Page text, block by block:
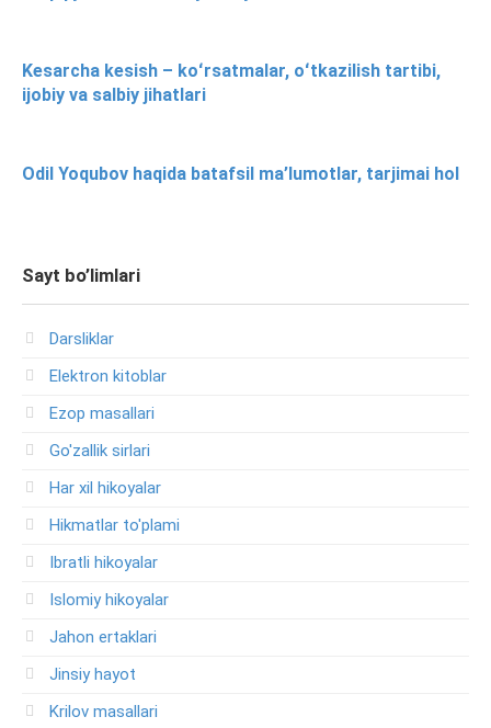
Kesarcha kesish – koʻrsatmalar, oʻtkazilish tartibi,
ijobiy va salbiy jihatlari
Odil Yoqubov haqida batafsil ma’lumotlar, tarjimai hol
Sayt bo’limlari
Darsliklar
Elektron kitoblar
Ezop masallari
Go'zallik sirlari
Har xil hikoyalar
Hikmatlar to'plami
Ibratli hikoyalar
Islomiy hikoyalar
Jahon ertaklari
Jinsiy hayot
Krilov masallari